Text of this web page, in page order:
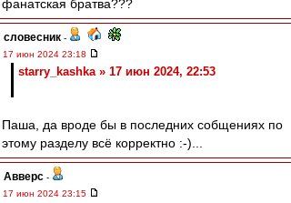
фанатская братва???
словесник -
17 июн 2024 23:18
starry_kashka » 17 июн 2024, 22:53
Паша, да вроде бы в последних собщениях по
этому разделу всё корректно :-)...
Авверс -
17 июн 2024 23:15